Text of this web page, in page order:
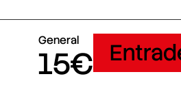
General
15€